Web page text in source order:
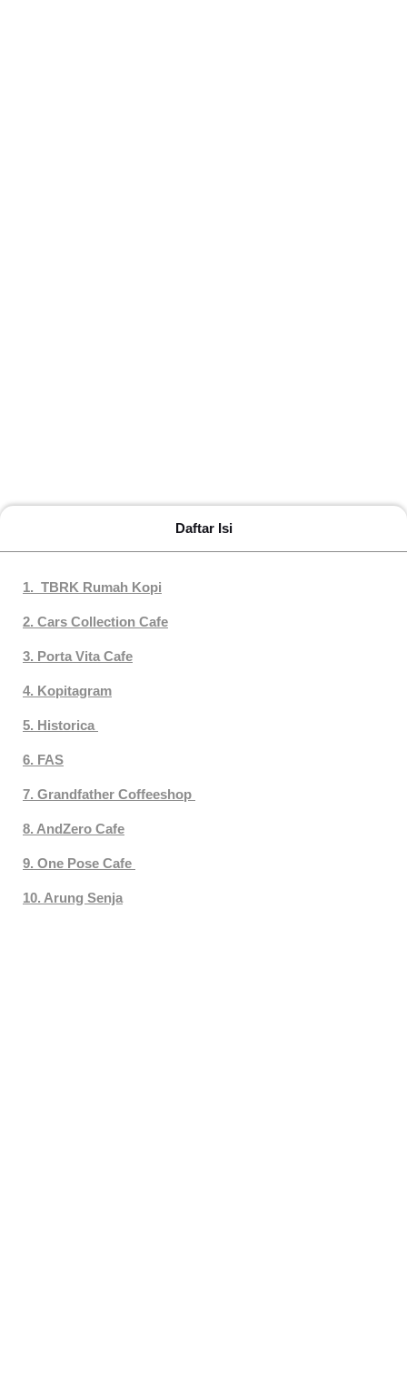
Daftar Isi
1. TBRK Rumah Kopi
2. Cars Collection Cafe
3. Porta Vita Cafe
4. Kopitagram
5. Historica
6. FAS
7. Grandfather Coffeeshop
8. AndZero Cafe
9. One Pose Cafe
10. Arung Senja